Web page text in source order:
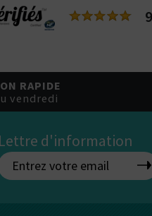
RAPIDE
vendredi
Lettre d'information